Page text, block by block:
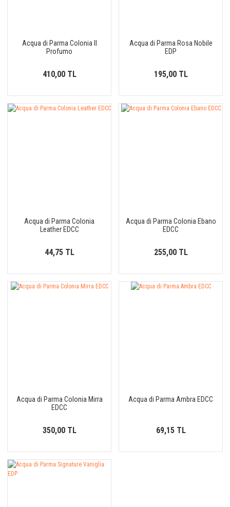
Acqua di Parma Colonia Il
Profumo
410,00 TL
Acqua di Parma Rosa Nobile
EDP
195,00 TL
Acqua di Parma Colonia
Leather EDCC
44,75 TL
Acqua di Parma Colonia Ebano
EDCC
255,00 TL
Acqua di Parma Colonia Mirra
EDCC
350,00 TL
Acqua di Parma Ambra EDCC
69,15 TL